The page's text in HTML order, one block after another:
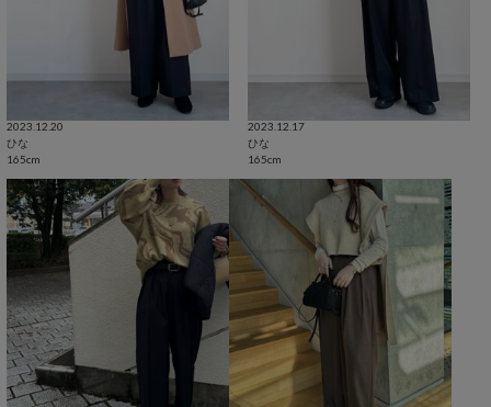
2023.12.20
ひな
165cm
2023.12.17
ひな
165cm